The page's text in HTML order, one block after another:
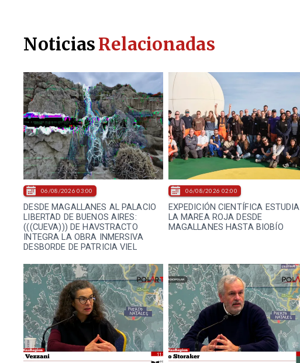
DESDE MAGALLANES AL PALACIO
LIBERTAD DE BUENOS AIRES:
(((CUEVA))) DE HAVSTRACTO
INTEGRA LA OBRA INMERSIVA
DESBORDE DE PATRICIA VIEL
06/08/2026 03:00
EXPEDICIÓN CIENTÍFICA ESTUDIA
LA MAREA ROJA DESDE
MAGALLANES HASTA BIOBÍO
06/08/2026 02:00
NoticiasRelacionadas